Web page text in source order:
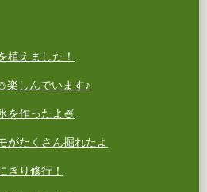
植えました！
楽しんでいます♪
を作ったよ🍧
がたくさん掘れたよ
ぎり修行！